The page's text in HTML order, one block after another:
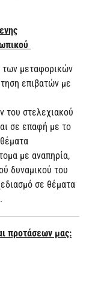
των μεταφορικών
επιβατών με
του στελεχιακού
σε επαφή με το
με αναπηρία,
δυναμικού του
σε θέματα
προτάσεων μας: